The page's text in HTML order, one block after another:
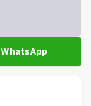
WhatsApp